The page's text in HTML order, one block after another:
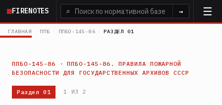
Перейти
основному
FIRENOTES ⌕ →
ГЛАВНАЯ › ППБ › ППБО-145-86 › РАЗДЕЛ 01
ППБО-145-86 · ППБО-145-86. ПРАВИЛА ПОЖАРНОЙ
БЕЗОПАСНОСТИ ДЛЯ ГОСУДАРСТВЕННЫХ АРХИВОВ СССР
Раздел 01 1 ИЗ 2